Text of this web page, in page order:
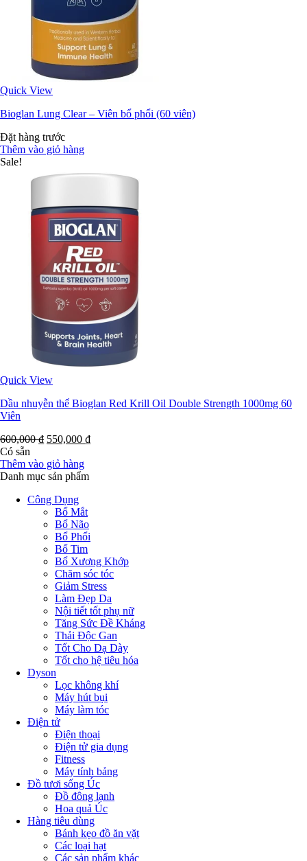
Quick View
Bioglan Lung Clear – Viên bổ phổi (60 viên)
Đặt hàng trước
Thêm vào giỏ hàng
Sale!
Quick View
Dầu nhuyễn thể Bioglan Red Krill Oil Double Strength 1000mg 60
Viên
600,000₫ 550,000 ₫
Có sẵn
Thêm vào giỏ hàng
Danh mục sản phẩm
Công Dụng
Bổ Mắt
Bổ Não
Bổ Phổi
Bổ Tim
Bổ Xương Khớp
Chăm sóc tóc
Giảm Stress
Làm Đẹp Da
Nội tiết tốt phụ nữ
Tăng Sức Đề Kháng
Thải Độc Gan
Tốt Cho Dạ Dày
Tốt cho hệ tiêu hóa
Dyson
Lọc không khí
Máy hút bụi
Máy làm tóc
Điện tử
Điện thoại
Điện tử gia dụng
Fitness
Máy tính bảng
Đồ tươi sống Úc
Đồ đông lạnh
Hoa quả Úc
Hàng tiêu dùng
Bánh kẹo đồ ăn vặt
Các loại hạt
Các sản phẩm khác